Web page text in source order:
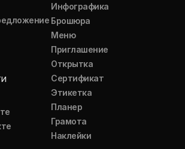
Инфографика
Брошюра
Меню
Приглашение
Открытка
Сертификат
Этикетка
Планер
Грамота
Наклейки